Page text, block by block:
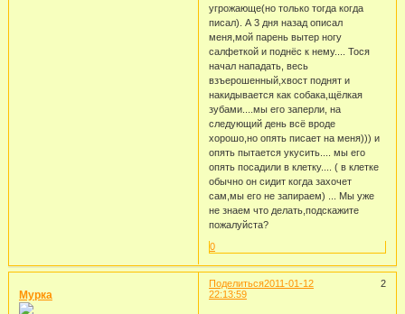
угрожающе(но только тогда когда
писал). А 3 дня назад описал
меня,мой парень вытер ногу
салфеткой и поднёс к нему.... Тося
начал нападать, весь
взъерошенный,хвост поднят и
накидывается как собака,щёлкая
зубами....мы его заперли, на
следующий день всё вроде
хорошо,но опять писает на меня))) и
опять пытается укусить.... мы его
опять посадили в клетку.... ( в клетке
обычно он сидит когда захочет
сам,мы его не запираем) ... Мы уже
не знаем что делать,подскажите
пожалуйста?
0
Поделиться 2
2011-01-12
22:13:59
Мурка